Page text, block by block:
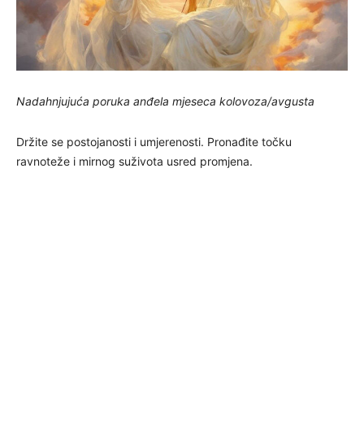
Nadahnjujuća poruka anđela mjeseca kolovoza/avgusta
Držite se postojanosti i umjerenosti. Pronađite točku
ravnoteže i mirnog suživota usred promjena.